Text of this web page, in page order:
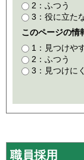
2：ふつう
3：役に立た
このページの情
1：見つけや
2：ふつう
3：見つけに
職員採用